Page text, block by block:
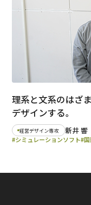
早稲田大学 早稲田大
奨学
日
理系と文系のはざ
デザインする。
経営デザイン専攻 新井 響
#シミュレーションソフト#